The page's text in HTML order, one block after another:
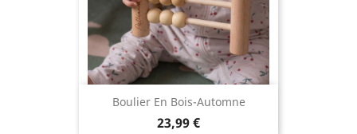
Boulier En Bois-Automne
23,99 €